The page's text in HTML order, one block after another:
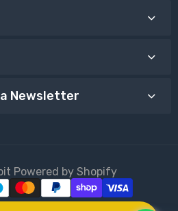
Newsletter
Powered by Shopify